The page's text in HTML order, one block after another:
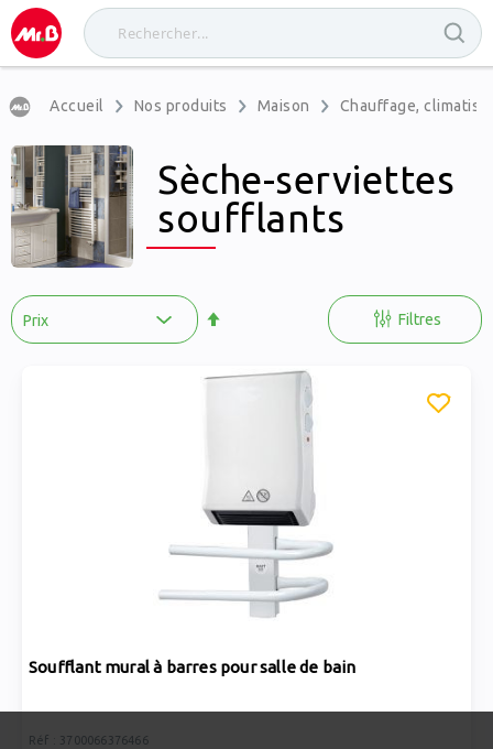
Accueil Nos produits Maison Chauffage,
Sèche-serviettes
soufflants
Filtres
Soufflant mural à barres pour salle de bain
Réf : 3700066376466